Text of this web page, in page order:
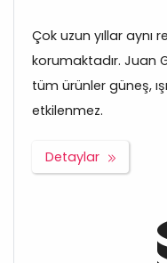
Çok uzun yıllar aynı
korumaktadır. Juan
tüm ürünler güneş,
etkilenmez.
Detaylar